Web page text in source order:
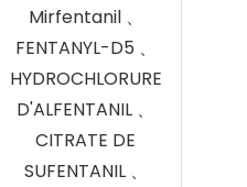
Mirfentanil 、
FENTANYL-D5 、
HYDROCHLORURE
D'ALFENTANIL 、
CITRATE DE
SUFENTANIL 、